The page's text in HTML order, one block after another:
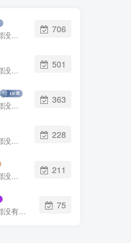
这家伙很懒，什么都没有写...
706
这家伙很懒，什么都没有写...
501
这家伙很懒，什么都没有写...
363
这家伙很懒，什么都没有写...
228
这家伙很懒，什么都没有写...
211
这家伙很懒，什么都没有写...
75